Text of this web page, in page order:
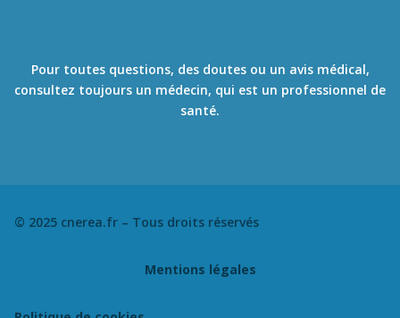
Pour toutes questions, des doutes ou un avis médical,
consultez toujours un médecin, qui est un professionnel de
santé.
© 2025 cnerea.fr – Tous droits réservés
Mentions légales